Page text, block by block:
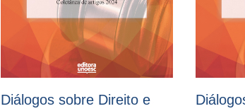
Diálogos sobre Direito e